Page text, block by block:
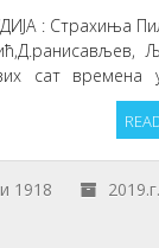
: Страхиња
сат времена
1918 2019.г.